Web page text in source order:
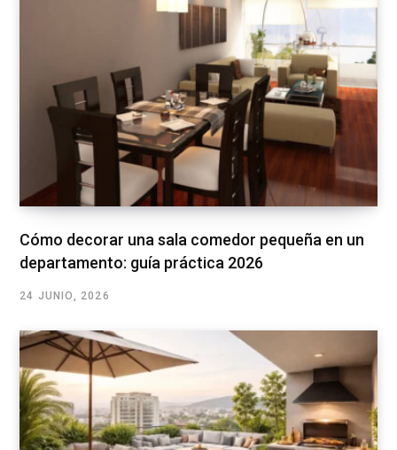
Cómo decorar una sala comedor pequeña en un
departamento: guía práctica 2026
24 JUNIO, 2026